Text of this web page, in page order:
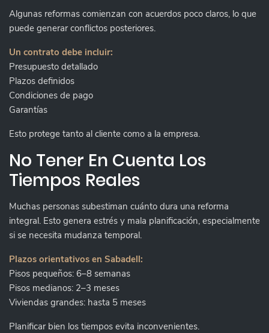
Algunas reformas comienzan con acuerdos poco claros, lo que
puede generar conflictos posteriores.
Un contrato debe incluir:
Presupuesto detallado
Plazos definidos
Condiciones de pago
Garantías
Esto protege tanto al cliente como a la empresa.
No Tener En Cuenta Los
Tiempos Reales
Muchas personas subestiman cuánto dura una reforma
integral. Esto genera estrés y mala planificación, especialmente
si se necesita mudanza temporal.
Plazos orientativos en Sabadell:
Pisos pequeños: 6–8 semanas
Pisos medianos: 2–3 meses
Viviendas grandes: hasta 5 meses
Planificar bien los tiempos evita inconvenientes.